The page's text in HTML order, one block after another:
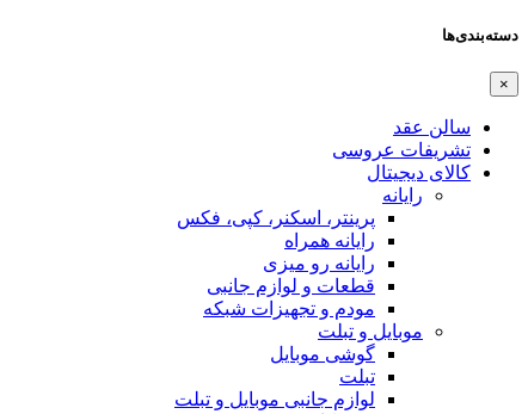
دسته‌بندی‌ها
×
سالن عقد
تشریفات عروسی
کالای دیجیتال
رایانه
پرینتر، اسکنر، کپی، فکس
رایانه همراه
رایانه رو میزی
قطعات و لوازم جانبی
مودم و تجهیزات شبکه
موبایل و تبلت
گوشی موبایل
تبلت
لوازم جانبی موبایل و تبلت